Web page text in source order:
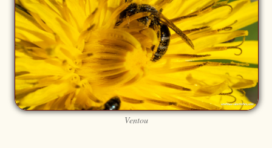
Ventou